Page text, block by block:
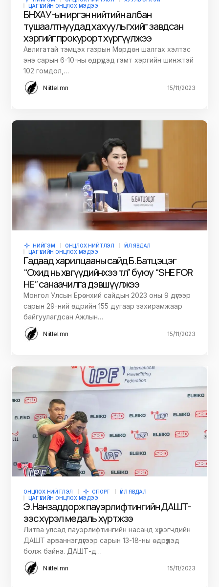
ЦАГ ҮЕИЙН ОНЦЛОХ МЭДЭЭ
БНХАУ-ын иргэн нийтийн албан
тушаалтнуудад хахууль өгөхийг завдсан
хэргийг прокурорт хүргүүлжээ
Авлигатай тэмцэх газрын Мөрдөн шалгах хэлтэс
энэ сарын 6-10-ны өдрүүдэд гэмт хэргийн шинжтэй
102 гомдол,…
Niitlel.mn 15/11/2023
НИЙГЭМ ОНЦЛОХ НИЙТЛЭЛ
ҮЙЛ ЯВДАЛ
ЦАГ ҮЕИЙН ОНЦЛОХ МЭДЭЭ
Гадаад харилцааны сайд Б.Батцэцэг
“Охид нь хөвгүүдийнхээ төлөө” буюу “SHE FOR
HE” санаачилга дэвшүүлжээ
Монгол Улсын Ерөнхий сайдын 2023 оны 9 дүгээр
сарын 29-ний өдрийн 155 дугаар захирамжаар
байгуулагдсан Ажлын…
Niitlel.mn 15/11/2023
ОНЦЛОХ НИЙТЛЭЛ СПОРТ
ҮЙЛ ЯВДАЛ
ЦАГ ҮЕИЙН ОНЦЛОХ МЭДЭЭ
Э.Нанзаддорж пауэрлифтингийн ДАШТ-
ээс хүрэл медаль хүртжээ
Литва улсад пауэрлифтингийн насанд хүрэгчдийн
ДАШТ арваннэгдүгээр сарын 13-18-ны өдрүүдэд
болж байна. ДАШТ-д…
Niitlel.mn 15/11/2023